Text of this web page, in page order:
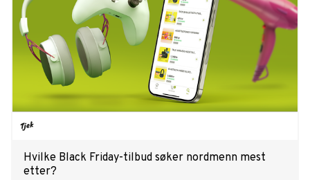
Hvilke Black Friday-tilbud søker nordmenn mest
etter?